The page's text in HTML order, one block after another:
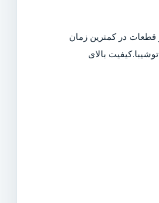
در کمترین زمان
بالای